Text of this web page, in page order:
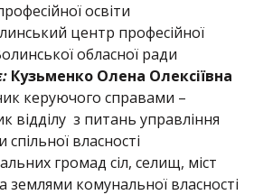
освіти
центр професійної
обласної ради
Кузьменко Олена Олексіївна
керуючого справами –
відділу з питань управління
спільної власності
громад сіл, селищ, міст
землями комунальної власності